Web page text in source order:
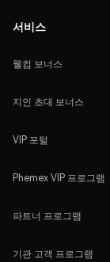
서비스
웰컴 보너스
지인 초대 보너스
VIP 포털
Phemex VIP 프로그램
파트너 프로그램
기관 고객 프로그램